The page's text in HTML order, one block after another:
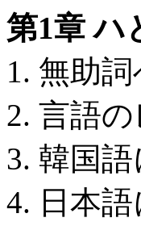
第1章 ハ
1. 無助
2. 言語
3. 韓国
4. 日本